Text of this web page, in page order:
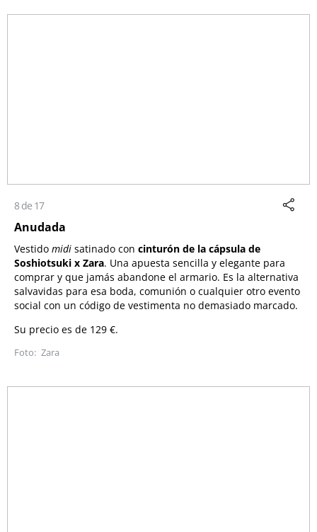
8 de 17
Anudada
Vestido midi satinado con cinturón de la cápsula de
Soshiotsuki x Zara. Una apuesta sencilla y elegante para
comprar y que jamás abandone el armario. Es la alternativa
salvavidas para esa boda, comunión o cualquier otro evento
social con un código de vestimenta no demasiado marcado.
Su precio es de 129 €.
Zara